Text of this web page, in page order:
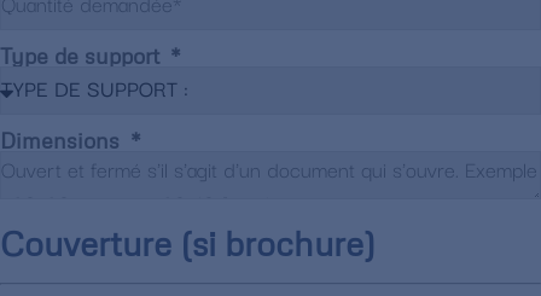
Type de support
Dimensions
Couverture (si brochure)